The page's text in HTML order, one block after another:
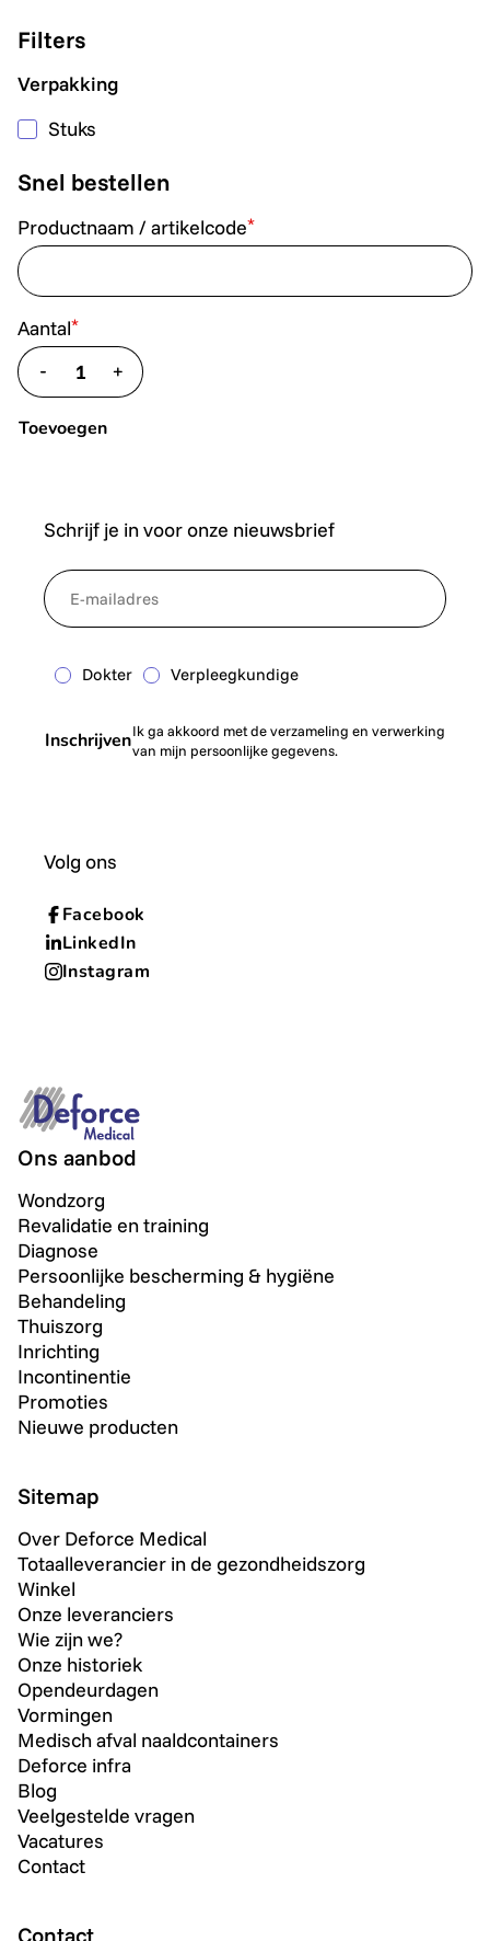
Filters
Verpakking
Stuks
Snel bestellen
Productnaam / artikelcode*
Aantal*
- translate.decrease
+translate.increase
Toevoegen
Schrijf je in voor onze nieuwsbrief
NewsletterEmail
Dokter Verpleegkundige
InschrijvenIk ga akkoord met de verzameling en verwerking
van mijn persoonlijke gegevens.
Volg ons
Facebook
LinkedIn
Instagram
Ons aanbod
Wondzorg
Revalidatie en training
Diagnose
Persoonlijke bescherming & hygiëne
Behandeling
Thuiszorg
Inrichting
Incontinentie
Promoties
Nieuwe producten
Sitemap
Over Deforce Medical
Totaalleverancier in de gezondheidszorg
Winkel
Onze leveranciers
Wie zijn we?
Onze historiek
Opendeurdagen
Vormingen
Medisch afval naaldcontainers
Deforce infra
Blog
Veelgestelde vragen
Vacatures
Contact
Contact